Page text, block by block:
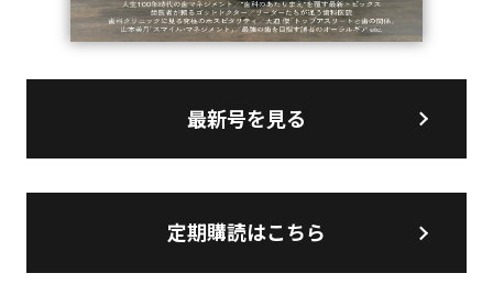
最新号を見る
定期購読はこちら